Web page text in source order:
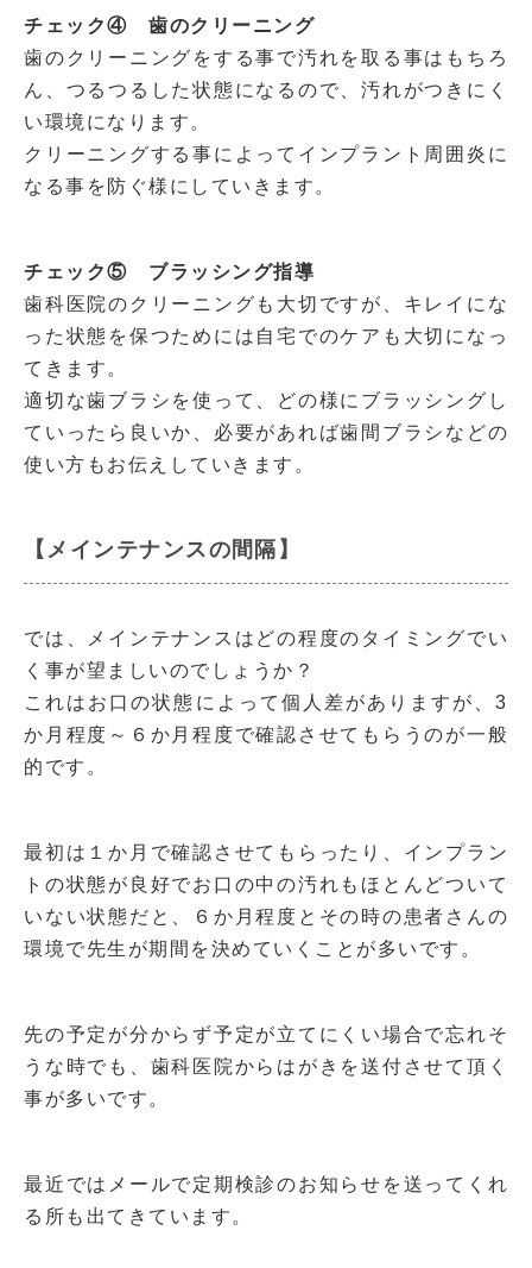
チェック④ 歯のクリーニング
歯のクリーニングをする事で汚れを取る事はもちろ
ん、つるつるした状態になるので、汚れがつきにく
い環境になります。
クリーニングする事によってインプラント周囲炎に
なる事を防ぐ様にしていきます。
チェック⑤ ブラッシング指導
歯科医院のクリーニングも大切ですが、キレイにな
った状態を保つためには自宅でのケアも大切になっ
てきます。
適切な歯ブラシを使って、どの様にブラッシングし
ていったら良いか、必要があれば歯間ブラシなどの
使い方もお伝えしていきます。
【メインテナンスの間隔】
では、メインテナンスはどの程度のタイミングでい
く事が望ましいのでしょうか？
これはお口の状態によって個人差がありますが、3
か月程度～６か月程度で確認させてもらうのが一般
的です。
最初は１か月で確認させてもらったり、インプラン
トの状態が良好でお口の中の汚れもほとんどついて
いない状態だと、６か月程度とその時の患者さんの
環境で先生が期間を決めていくことが多いです。
先の予定が分からず予定が立てにくい場合で忘れそ
うな時でも、歯科医院からはがきを送付させて頂く
事が多いです。
最近ではメールで定期検診のお知らせを送ってくれ
る所も出てきています。